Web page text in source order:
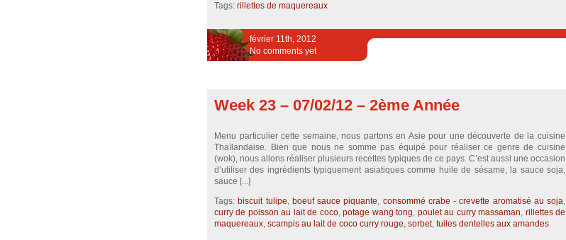
Tags: rillettes de maquereaux
février 11th, 2012
No comments yet
Week 23 – 07/02/12 – 2ème Année
Menu particulier cette semaine, nous partons en Asie pour une découverte de la cuisine
Thaïlandaise. Bien que nous ne somme pas équipé pour réaliser ce genre de cuisine
(wok), nous allons réaliser plusieurs recettes typiques de ce pays. C’est aussi une occasion
d’utiliser des ingrédients typiquement asiatiques comme huile de sésame, la sauce soja,
sauce [...]
Tags: biscuit tulipe, boeuf sauce piquante, consommé crabe - crevette aromatisé au soja,
curry de poisson au lait de coco,potage wang tong, poulet au curry massaman, rillettes de
maquereaux, scampis au lait de coco curry rouge, sorbet, tuiles dentelles aux amandes